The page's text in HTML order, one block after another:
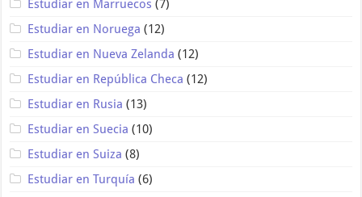
Estudiar en Marruecos (7)
Estudiar en Noruega (12)
Estudiar en Nueva Zelanda (12)
Estudiar en República Checa (12)
Estudiar en Rusia (13)
Estudiar en Suecia (10)
Estudiar en Suiza (8)
Estudiar en Turquía (6)